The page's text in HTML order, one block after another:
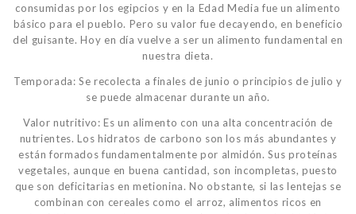
consumidas por los egipcios y en la Edad Media fue un alimento
básico para el pueblo. Pero su valor fue decayendo, en beneficio
del guisante. Hoy en día vuelve a ser un alimento fundamental en
nuestra dieta.
Temporada: Se recolecta a finales de junio o principios de julio y
se puede almacenar durante un año.
Valor nutritivo: Es un alimento con una alta concentración de
nutrientes. Los hidratos de carbono son los más abundantes y
están formados fundamentalmente por almidón. Sus proteínas
vegetales, aunque en buena cantidad, son incompletas, puesto
que son deficitarias en metionina. No obstante, si las lentejas se
combinan con cereales como el arroz, alimentos ricos en